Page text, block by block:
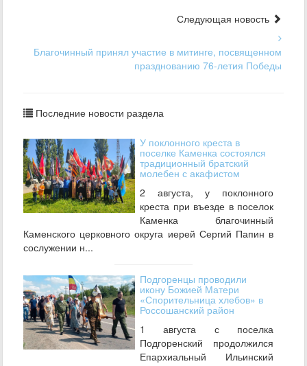
Следующая новость
Благочинный принял участие в митинге, посвященном
празднованию 76-летия Победы
Последние новости раздела
У поклонного креста в
поселке Каменка состоялся
традиционный братский
молебен с акафистом
2 августа, у поклонного
креста при въезде в поселок
Каменка благочинный
Каменского церковного округа иерей Сергий Папин в
сослужении н...
Подгоренцы проводили
икону Божией Матери
«Спорительница хлебов» в
Россошанский район
1 августа с поселка
Подгоренский продолжился
Епархиальный Ильинский